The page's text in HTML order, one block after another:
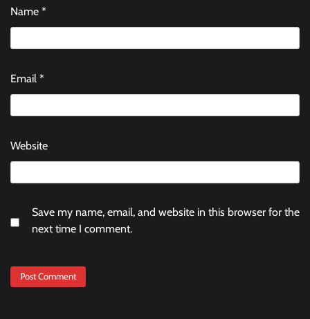
Name *
Email *
Website
Save my name, email, and website in this browser for the
next time I comment.